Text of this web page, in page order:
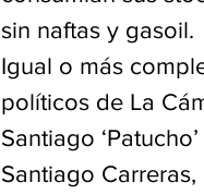
sin naftas y gasoil.
Igual o más
políticos de La
Santiago
Santiago